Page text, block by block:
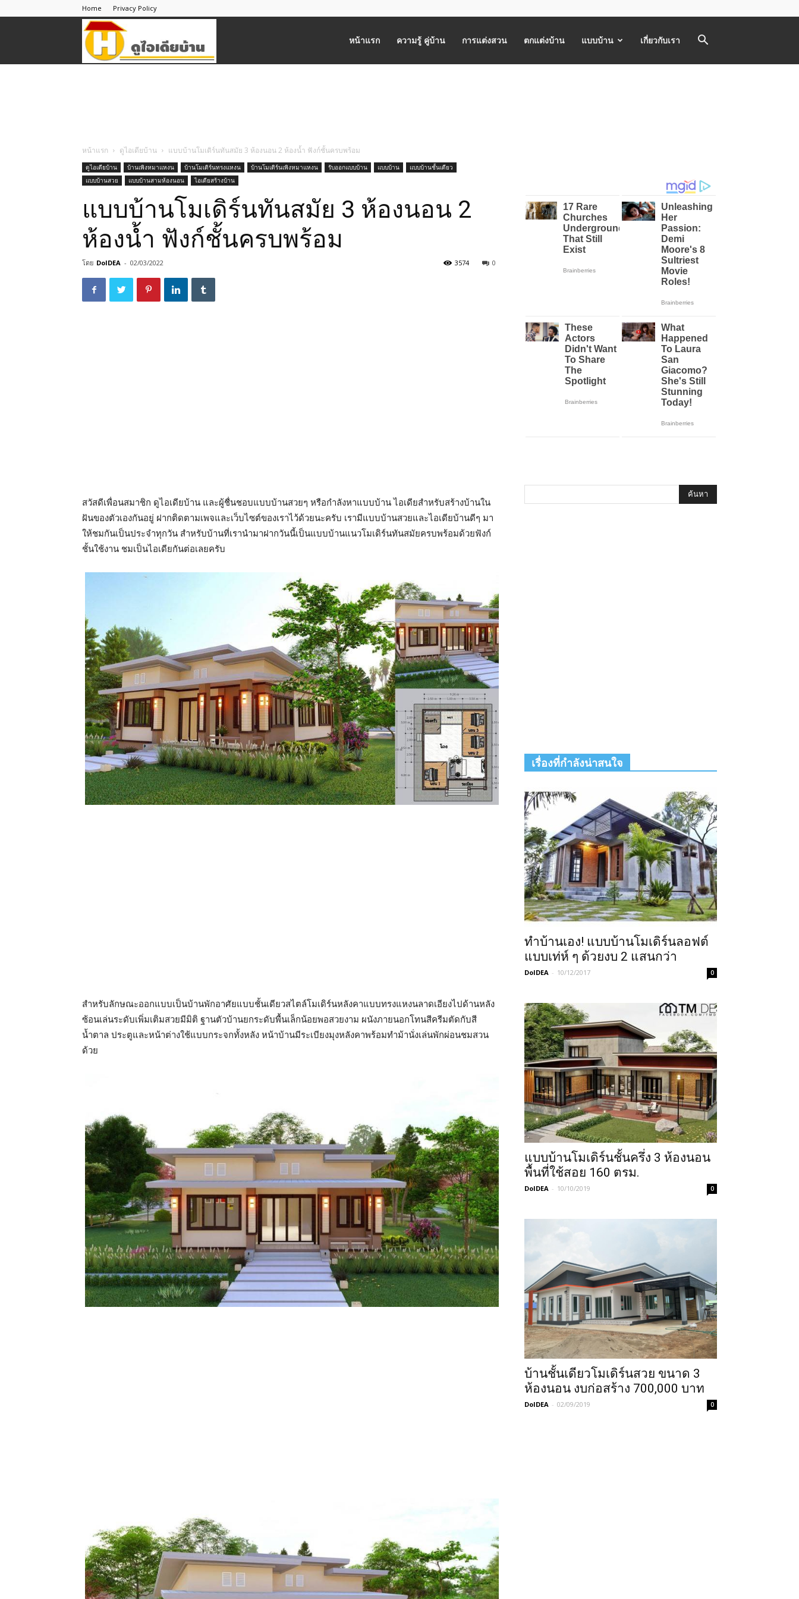
Home Privacy Policy
บ้าน
หน้าแรก ความรู้ คู่บ้าน การแต่งสวน ตกแต่งบ้าน แบบบ้าน เกี่ยวกับเรา
หน้าแรก ดูไอเดียบ้าน แบบบ้านโมเดิร์นทันสมัย 3 ห้องนอน 2 ห้องน้ำ ฟังก์ชั้นครบพร้อม
ดูไอเดียบ้าน บ้านเพิงหมาแหงน บ้านโมเดิร์นทรงแหงน บ้านโมเดิร์นเพิงหมาแหงน รับออกแบบบ้าน แบบบ้าน
แบบบ้านชั้นเดียว
แบบบ้านสวย
แบบบ้านสามห้องนอน ไอเดียสร้างบ้าน
แบบบ้านโมเดิร์นทันสมัย 3 ห้องนอน 2
ห้องน้ำ ฟังก์ชั้นครบพร้อม
โดย DoIDEA - 02/03/2022 0
3574
สวัสดีเพื่อนสมาชิก ดูไอเดียบ้าน และผู้ชื่นชอบแบบบ้านสวยๆ หรือกำลังหาแบบบ้าน ไอเดียสำหรับสร้างบ้านใน
ฝันของตัวเองกันอยู่ ฝากติดตามเพจและเว็บไซต์ของเราไว้ด้วยนะครับ เรามีแบบบ้านสวยและไอเดียบ้านดีๆ มา
ให้ชมกันเป็นประจำทุกวัน สำหรับบ้านที่เรานำมาฝากวันนี้เป็นแบบบ้านแนวโมเดิร์นทันสมัยครบพร้อมด้วยฟังก์
ชั้นใช้งาน ชมเป็นไอเดียกันต่อเลยครับ
สำหรับลักษณะออกแบบเป็นบ้านพักอาศัยแบบชั้นเดียวสไตล์โมเดิร์นหลังคาแบบทรงแหงนลาดเอียงไปด้านหลัง
ซ้อนเล่นระดับเพิ่มเติมสวยมีมิติ ฐานตัวบ้านยกระดับพื้นเล็กน้อยพอสวยงาม ผนังภายนอกโทนสีครีมตัดกับสี
น้ำตาล ประตูและหน้าต่างใช้แบบกระจกทั้งหลัง หน้าบ้านมีระเบียงมุงหลังคาพร้อมทำม้านั่งเล่นพักผ่อนชมสวน
ด้วย
เรื่องที่กำลังน่าสนใจ
ทำบ้านเอง! แบบบ้านโมเดิร์นลอฟต์
แบบเท่ห์ ๆ ด้วยงบ 2 แสนกว่า
DoIDEA - 10/12/2017 0
แบบบ้านโมเดิร์นชั้นครึ่ง 3 ห้องนอน
พื้นที่ใช้สอย 160 ตรม.
DoIDEA - 10/10/2019 0
บ้านชั้นเดียวโมเดิร์นสวย ขนาด 3
ห้องนอน งบก่อสร้าง 700,000 บาท
DoIDEA - 02/09/2019 0